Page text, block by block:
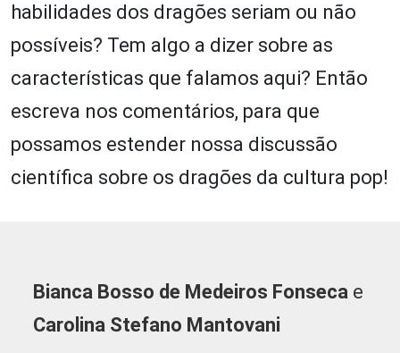
habilidades dos dragões seriam ou não
possíveis? Tem algo a dizer sobre as
características que falamos aqui? Então
escreva nos comentários, para que
possamos estender nossa discussão
científica sobre os dragões da cultura pop!
Bianca Bosso de Medeiros Fonseca e
Carolina Stefano Mantovani